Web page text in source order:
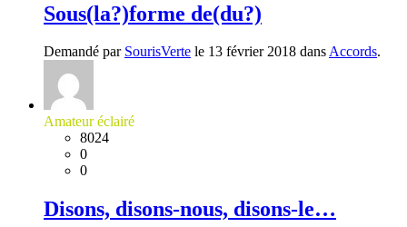
Sous(la?)forme de(du?)
Demandé par SourisVerte le 13 février 2018 dansAccords.
Amateur éclairé
8024
0
0
Disons, disons-nous, disons-le…